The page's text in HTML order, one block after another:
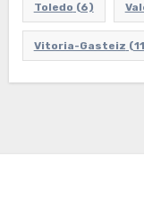
Toledo (6)
Vitoria-Gasteiz